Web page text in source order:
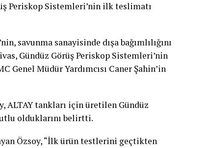
Periskop Sistemleri’nin ilk teslimatı
savunma sanayisinde dışa bağımlılığını
Gündüz Görüş Periskop Sistemleri’nin
Genel Müdür Yardımcısı Caner Şahin’in
ALTAY tankları için üretilen Gündüz
olduklarını belirtti.
Özsoy, “İlk ürün testlerini geçtikten